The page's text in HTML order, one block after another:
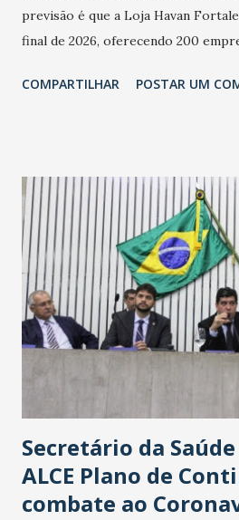
previsão é que a Loja Havan
final de 2026, oferecendo 200
Havan Fortaleza ainda não foi
COMPARTILHAR POSTAR UM
Secretário da
ALCE Plano de
combate ao